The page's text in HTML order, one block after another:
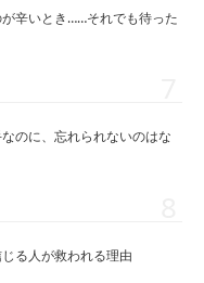
辛いとき……それでも待った
のに、忘れられないのはな
る人が救われる理由